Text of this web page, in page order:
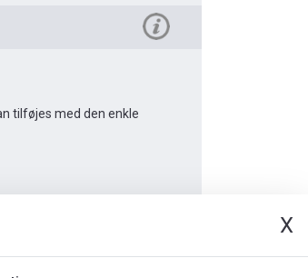
X
tilføjes med den enkle